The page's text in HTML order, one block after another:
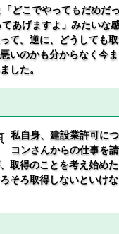
どこでやってもだめだ
てあげますよ」みたいな
て。逆に、どうしても
いのかも分からなく今
した。
私自身、建設業許可に
コンさんからの仕事を
取得のことを考え始め
そろ取得しないといけ